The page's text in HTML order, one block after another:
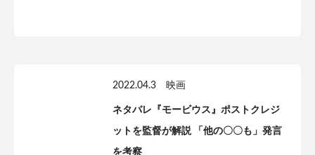
2022.04.3 映画
ネタバレ『モービウス』ポストクレジ
ットを監督が解説 「他の〇〇も」発言
を考察